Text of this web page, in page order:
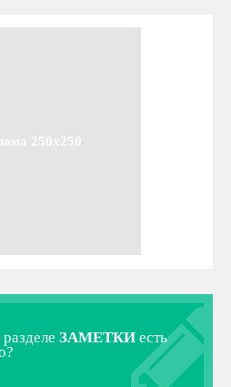
250x250
ЗАМЕТКИ есть